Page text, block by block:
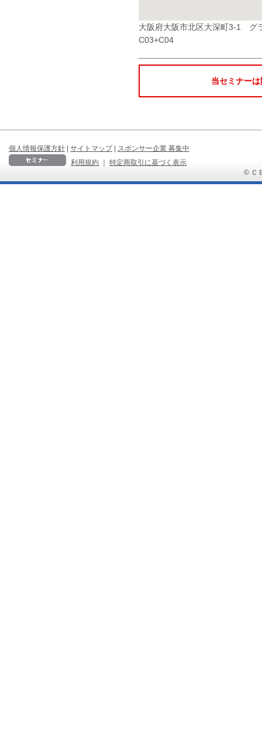
大阪府大阪市北区大深町3-1
C03+C04
当セミナー
個人情報保護方針 | サイトマップ | スポンサー企業 募集中
利用規約
｜
特定商取引に基づく表示
© Ｃ